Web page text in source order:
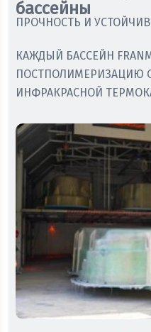
бассейны
ПРОЧНОСТЬ И
КАЖДЫЙ БАССЕЙН
ПОСТПОЛИМЕРИЗАЦИЮ
ИНФРАКРАСНОЙ